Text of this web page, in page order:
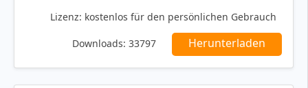
Lizenz: kostenlos für den persönlichen Gebrauch
Downloads: 33797 Herunterladen